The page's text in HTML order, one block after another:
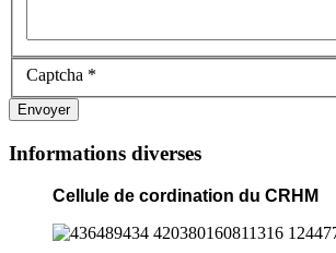
Captcha *
Envoyer
Informations diverses
Cellule de cordination du CRHM